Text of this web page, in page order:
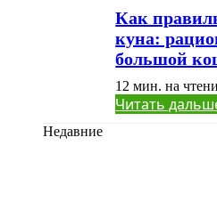
Как
куна:
большой
12 мин. на
Читать
Недавние